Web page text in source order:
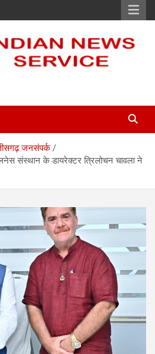
जनसंपर्क
संस्थान के डायरेक्टर त्रिलोचन चावला ने